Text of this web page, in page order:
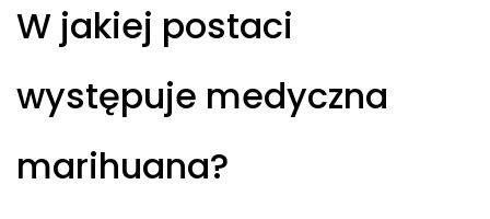
W jakiej postaci
występuje medyczna
marihuana?